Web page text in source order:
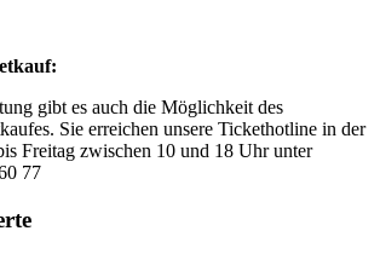
gibt es auch die Möglichkeit des
Sie erreichen unsere Tickethotline in der
Freitag zwischen 10 und 18 Uhr unter
77